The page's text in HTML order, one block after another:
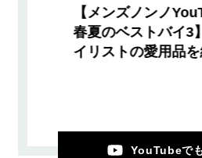
【メンズノンノ
春夏のベストバイ3
イリストの愛用品を
YouTubeで